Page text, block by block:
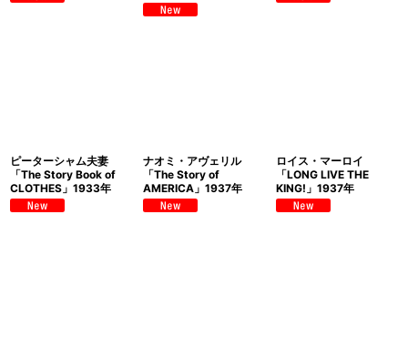
ピーターシャム夫妻
「The Story Book of
CLOTHES」1933年
ナオミ・アヴェリル
「The Story of
AMERICA」1937年
ロイス・マーロイ
「LONG LIVE THE
KING!」1937年